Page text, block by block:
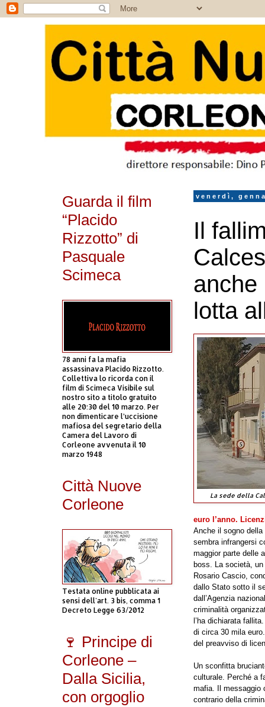
venerdì,
Il
anche
lotta
La sede della
euro l’anno.
Anche il sogno
sembra infrangersi
maggior parte delle
boss. La società, un
Rosario Cascio,
dallo Stato sotto il
dall’Agenzia
criminalità
l’ha dichiarata
di circa 30 mila
del preavviso di
Un sconfitta
culturale. Perché a
mafia. Il messaggio
contrario della
Guarda il film
“Placido
Rizzotto” di
Pasquale
Scimeca
78 anni fa la mafia
assassinava Placido Rizzotto.
Collettiva lo ricorda con il
film di Scimeca Visibile sul
nostro sito a titolo gratuito
alle 20:30 del 10 marzo. Per
non dimenticare l’uccisione
mafiosa del segretario della
Camera del Lavoro di
Corleone avvenuta il 10
marzo 1948
Città Nuove
Corleone
Testata online pubblicata ai
sensi dell'art. 3 bis, comma 1
Decreto Legge 63/2012
🍷 Principe di
Corleone –
Dalla Sicilia,
con orgoglio